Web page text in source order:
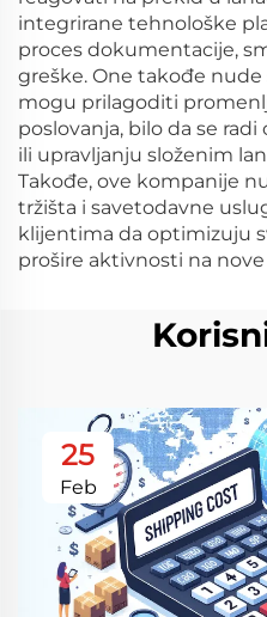
integrirane tehnološke
proces dokumentacije,
greške. One takođe nude
mogu prilagoditi
poslovanja, bilo da se
ili upravljanju složenim
Takođe, ove kompanije
tržišta i savetodavne
klijentima da optimizuju
prošire aktivnosti na
25
Feb